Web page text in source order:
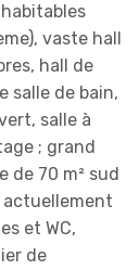
vaste hall
hall de
salle de bain,
salle à
; grand
de 70 m² sud
actuellement
et WC,
de